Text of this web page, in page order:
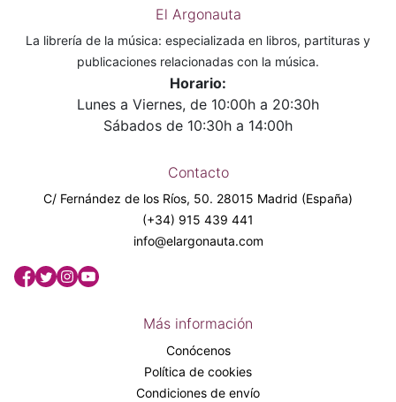
El Argonauta
La librería de la música: especializada en libros, partituras y
publicaciones relacionadas con la música.
Horario:
Lunes a Viernes, de 10:00h a 20:30h
Sábados de 10:30h a 14:00h
Contacto
C/ Fernández de los Ríos, 50. 28015 Madrid (España)
(+34) 915 439 441
info@elargonauta.com
Más información
Conócenos
Política de cookies
Condiciones de envío